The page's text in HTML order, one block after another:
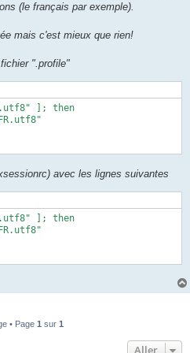
(le français par exemple).
mais c'est mieux que rien!
".profile"
]; then
avec les lignes suivantes
]; then
• Page 1 sur 1